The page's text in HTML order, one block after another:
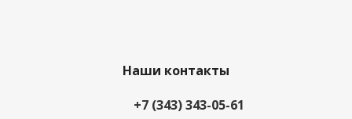
Наши контакты
+7 (343) 343-05-61